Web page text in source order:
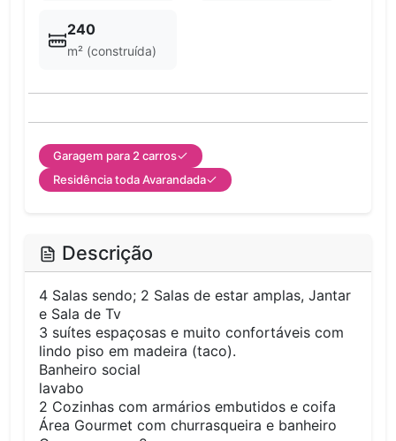
240
m² (construída)
Garagem para 2 carros
Residência toda Avarandada
Descrição
4 Salas sendo; 2 Salas de estar amplas, Jantar
e Sala de Tv
3 suítes espaçosas e muito confortáveis com
lindo piso em madeira (taco).
Banheiro social
lavabo
2 Cozinhas com armários embutidos e coifa
Área Gourmet com churrasqueira e banheiro